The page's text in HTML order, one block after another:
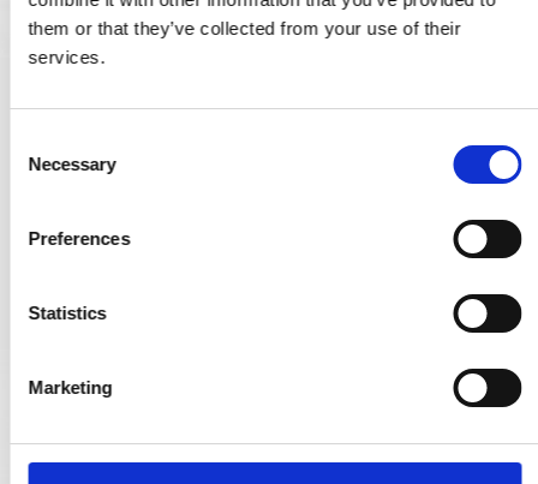
them or that they’ve collected from your use of their
services.
Necessary
Preferences
Statistics
Marketing
Kabinenhaken - Nickel gebürstet - D606 - 100 mm